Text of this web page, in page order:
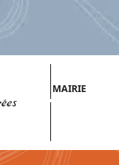
MAIRIE